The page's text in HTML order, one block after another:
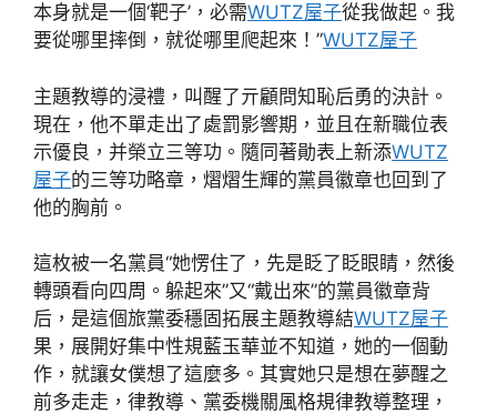
本身就是一個‘靶子’，必需WUTZ屋子從我做起。我
要從哪里摔倒，就從哪里爬起來！”WUTZ屋子
主題教導的浸禮，叫醒了亓顧問知恥后勇的決計。
現在，他不單走出了處罰影響期，並且在新職位表
示優良，并榮立三等功。隨同著勛表上新添WUTZ
屋子的三等功略章，熠熠生輝的黨員徽章也回到了
他的胸前。
這枚被一名黨員“她愣住了，先是眨了眨眼睛，然後
轉頭看向四周。躲起來”又“戴出來”的黨員徽章背
后，是這個旅黨委穩固拓展主題教導結WUTZ屋子
果，展開好集中性規藍玉華並不知道，她的一個動
作，就讓女僕想了這麼多。其實她只是想在夢醒之
前多走走，律教導、黨委機關風格規律教導整理，